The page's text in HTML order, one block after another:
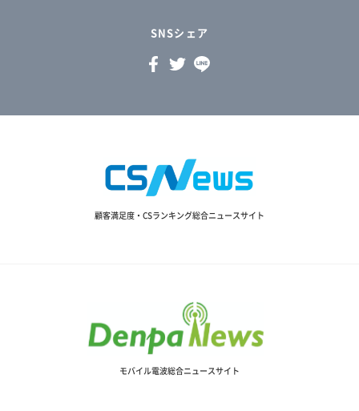
SNSシェア
顧客満足度・CSランキング総合ニュースサイト
モバイル電波総合ニュースサイト